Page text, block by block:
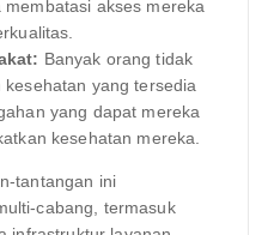
akses mereka
Banyak orang tidak
yang tersedia
yang dapat mereka
kesehatan mereka.
tantangan ini
cabang, termasuk